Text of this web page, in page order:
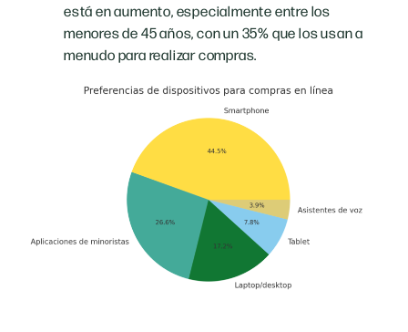
está en aumento, especialmente entre los
menores de 45 años, con un 35% que los usan a
menudo para realizar compras.